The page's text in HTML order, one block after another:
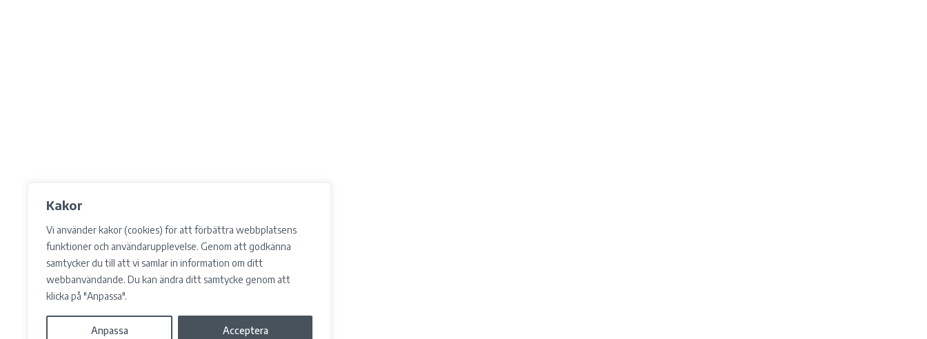
Kakor
Vi använder kakor (cookies) för att förbättra webbplatsens
funktioner och användarupplevelse. Genom att godkänna
samtycker du till att vi samlar in information om ditt
webbanvändande. Du kan ändra ditt samtycke genom att
klicka på "Anpassa".
Anpassa Acceptera